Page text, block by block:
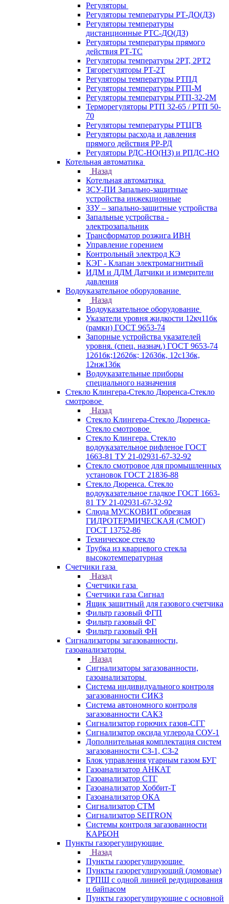
Регуляторы
Регуляторы температуры РТ-ДО(ДЗ)
Регуляторы температуры
дистанционные РТС-ДО(ДЗ)
Регуляторы температуры прямого
действия РТ-ТС
Регуляторы температуры 2РТ, 2РT2
Тягорегуляторы РТ-2Т
Регуляторы температуры РТПД
Регуляторы температуры РТП-M
Регуляторы температуры РТП-32-2М
Терморегуляторы РТП 32-65 / РТП 50-
70
Регуляторы температуры РТЦГВ
Регуляторы расхода и давления
прямого действия РР-РД
Регуляторы РДС-НО(НЗ) и РПДС-НО
Котельная автоматика
Назад
Котельная автоматика
ЗСУ-ПИ Запально-защитные
устройства инжекционные
ЗЗУ – запально-защитные устройства
Запальные устройства -
электрозапальник
Трансформатор розжига ИВН
Управление горением
Контрольный электрод КЭ
КЭГ - Клапан электромагнитный
ИДМ и ДДМ Датчики и измерители
давления
Водоуказательное оборудование
Назад
Водоуказательное оборудование
Указатели уровня жидкости 12кч11бк
(рамки) ГОСТ 9653-74
Запорные устройства указателей
уровня. (спец. назнач.) ГОСТ 9653-74
12б1бк;12б2бк; 12б3бк, 12с13бк,
12нж13бк
Водоуказательные приборы
специального назначения
Стекло Клингера-Стекло Дюренса-Стекло
смотровое
Назад
Стекло Клингера-Стекло Дюренса-
Стекло смотровое
Стекло Клингера. Стекло
водоуказательное рифленое ГОСТ
1663-81 ТУ 21-02931-67-32-92
Стекло смотровое для промышленных
установок ГОСТ 21836-88
Стекло Дюренса. Стекло
водоуказательное гладкое ГОСТ 1663-
81 ТУ 21-02931-67-32-92
Слюда МУСКОВИТ обрезная
ГИДРОТЕРМИЧЕСКАЯ (СМОГ)
ГОСТ 13752-86
Техническое стекло
Трубка из кварцевого стекла
высокотемпературная
Счетчики газа
Назад
Счетчики газа
Счетчики газа Сигнал
Ящик защитный для газового счетчика
Фильтр газовый ФГП
Фильтр газовый ФГ
Фильтр газовый ФН
Сигнализаторы загазованности,
газоанализаторы
Назад
Сигнализаторы загазованности,
газоанализаторы
Система индивидуального контроля
загазованности СИКЗ
Система автономного контроля
загазованности САКЗ
Сигнализатор горючих газов-СГГ
Сигнализатор оксида углерода СОУ-1
Дополнительная комплектация систем
загазованности СЗ-1, СЗ-2
Блок управления угарным газом БУГ
Газоанализатор АНКАТ
Газоанализатор СТГ
Газоанализатор Хоббит-Т
Газоанализатор ОКА
Сигнализатор СТМ
Сигнализатор SEITRON
Системы контроля загазованности
КАРБОН
Пункты газорегулирующие
Назад
Пункты газорегулирующие
Пункты газорегулирующий (домовые)
ГРПШ с одной линией редуцирования
и байпасом
Пункты газорегулирующие с основной